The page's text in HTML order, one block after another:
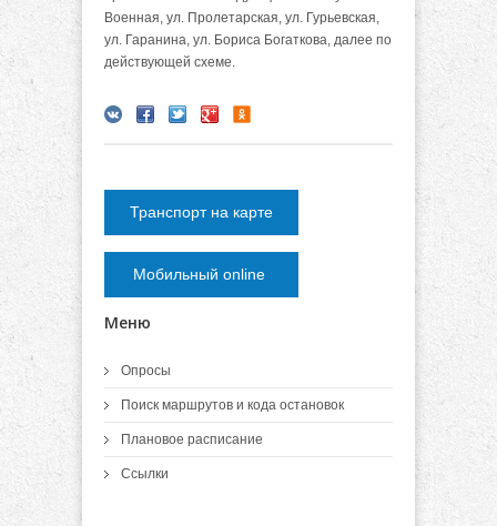
Военная, ул. Пролетарская, ул. Гурьевская,
ул. Гаранина, ул. Бориса Богаткова, далее по
действующей схеме.
Транспорт на карте
Мобильный online
Меню
Опросы
Поиск маршрутов и кода остановок
Плановое расписание
Ссылки